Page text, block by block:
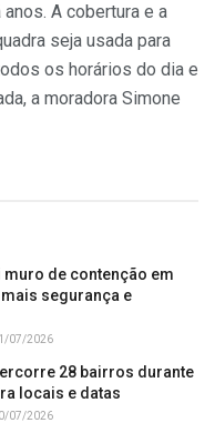
A cobertura e a
seja usada para
os horários do dia e
a moradora Simone
de contenção em
segurança e
07/2026
28 bairros durante
locais e datas
07/2026